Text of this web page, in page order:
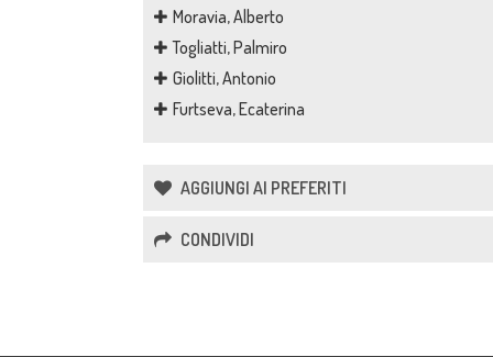
Moravia, Alberto
Togliatti, Palmiro
Giolitti, Antonio
Furtseva, Ecaterina
AGGIUNGI AI PREFERITI
CONDIVIDI